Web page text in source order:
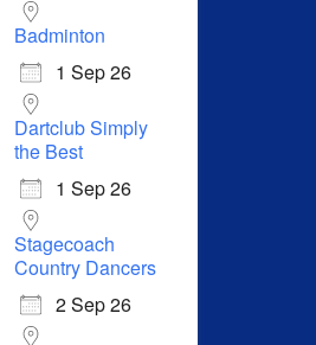
Badminton
1 Sep 26
Dartclub Simply
the Best
1 Sep 26
Stagecoach
Country Dancers
2 Sep 26